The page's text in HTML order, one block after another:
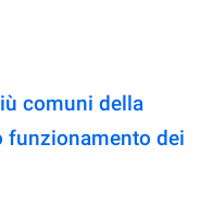
comuni della
funzionamento dei